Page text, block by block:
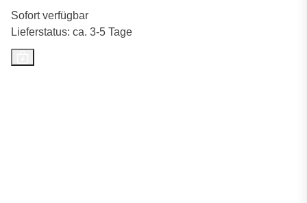
Sofort verfügbar
Lieferstatus: ca. 3-5 Tage